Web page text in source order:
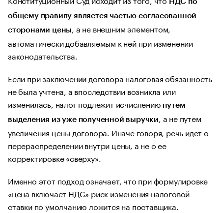
общему правилу является частью согласованной
сторонами цены, а не внешним элементом,
автоматически добавляемым к ней при изменении
законодательства.
Если при заключении договора налоговая обязанность
не была учтена, а впоследствии возникла или
изменилась, налог подлежит исчислению путем
выделения из уже полученной выручки, а не путем
увеличения цены договора. Иначе говоря, речь идет о
перераспределении внутри цены, а не о ее
корректировке «сверху».
Именно этот подход означает, что при формулировке
«цена включает НДС» риск изменения налоговой
ставки по умолчанию ложится на поставщика.